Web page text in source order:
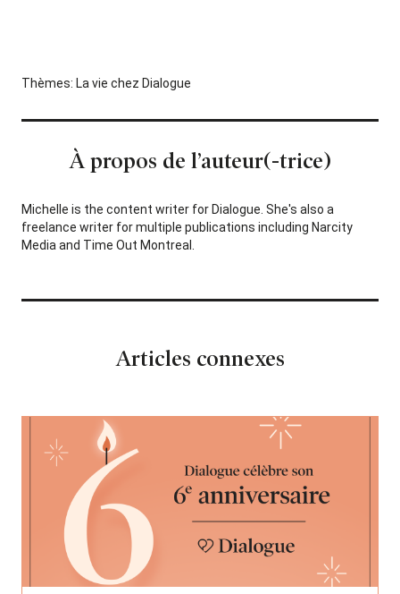
Thèmes: La vie chez Dialogue
À propos de l’auteur(-trice)
Michelle is the content writer for Dialogue. She's also a
freelance writer for multiple publications including Narcity
Media and Time Out Montreal.
Articles connexes